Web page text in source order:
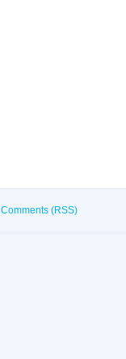
Comments (RSS)